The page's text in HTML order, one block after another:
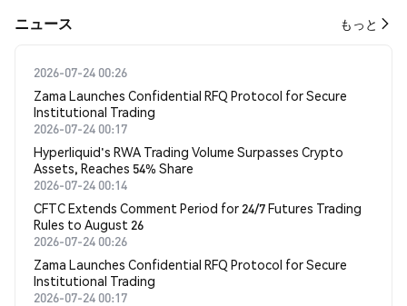
​​ニュース​​ もっと
2026-07-24 00:26
Zama Launches Confidential RFQ Protocol for Secure
Institutional Trading
2026-07-24 00:17
Hyperliquid's RWA Trading Volume Surpasses Crypto
Assets, Reaches 54% Share
2026-07-24 00:14
CFTC Extends Comment Period for 24/7 Futures Trading
Rules to August 26
2026-07-24 00:26
Zama Launches Confidential RFQ Protocol for Secure
Institutional Trading
2026-07-24 00:17